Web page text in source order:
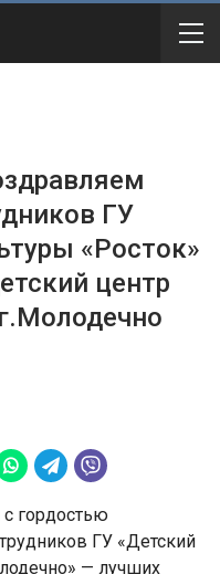
ГУ
«Росток»
центр
гордостью
ГУ «Детский
— лучших